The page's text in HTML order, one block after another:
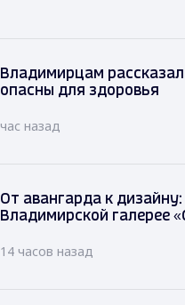
Владимирцам
опасны для здоровья
час назад
От авангарда к
Владимирской галерее
14 часов назад